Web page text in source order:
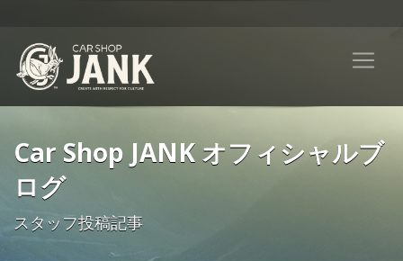
Car Shop JANK オフィシャルブ
ログ
スタッフ投稿記事